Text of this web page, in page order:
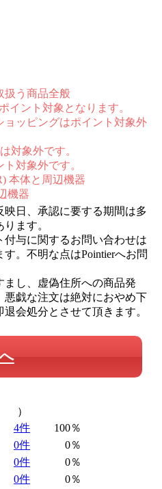
扱う商品全般
イント対象となります。
ッピングはポイント対象外
対象外です。
対象外です。
本体と周辺機器
機器
映日、承認に要する期間は多
ます。
付与に関するお問い合わせは
。不明な点はPointierへお問
まし、虚偽住所への商品発
悪戯な注文は絶対におやめ下
会処分とさせて頂きます。
）
4件
100％
0件
0％
0件
0％
0件
0％